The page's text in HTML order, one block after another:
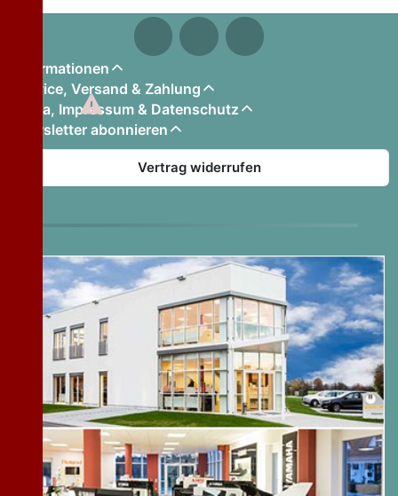
Informationen
Service, Versand & Zahlung
Firma, Impressum & Datenschutz
Newsletter abonnieren
Vertrag widerrufen